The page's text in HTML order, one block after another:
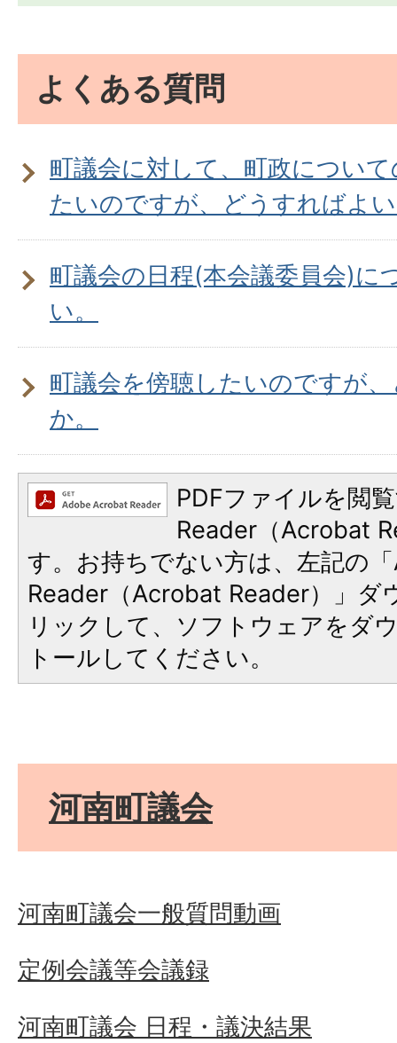
よくある質問
町議会に対して、町政につい
たいのですが、どうすればよ
町議会の日程(本会議委員会)に
い。
町議会を傍聴したいのですが
か。
PDFファイルを閲
Reader（Acrobat
す。お持ちでない方は、左記の
Reader（Acrobat Reader）」ダ
リックして、ソフトウェアをダ
トールしてください。
河南町議会
河南町議会一般質問動画
定例会議等会議録
河南町議会 日程・議決結果